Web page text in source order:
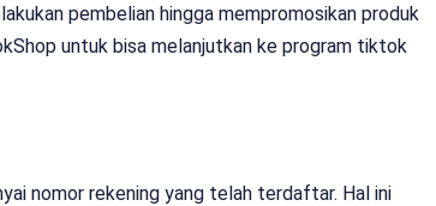
pembelian hingga mempromosikan produk
untuk bisa melanjutkan ke program tiktok
nomor rekening yang telah terdaftar. Hal ini